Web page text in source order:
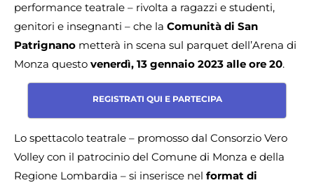
performance teatrale – rivolta a ragazzi e studenti,
genitori e insegnanti – che la Comunità di San
Patrignano metterà in scena sul parquet dell’Arena di
Monza questo venerdì, 13 gennaio 2023 alle ore 20.
REGISTRATI QUI E PARTECIPA
Lo spettacolo teatrale – promosso dal Consorzio Vero
Volley con il patrocinio del Comune di Monza e della
Regione Lombardia – si inserisce nel format di